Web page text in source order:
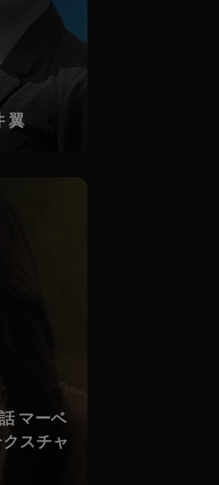
翼
マーベ
スチャ